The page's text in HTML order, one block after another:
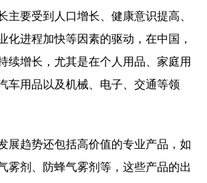
主要受到人口增长、健康意识提高、
化进程加快等因素的驱动，在中国 ，
续增长，尤其是在个人用品、家庭用
车用品以及机械、电子、交通等领
展趋势还包括高价值的专业产品，如
雾剂、 防蜂气雾剂 等，这些产品的出